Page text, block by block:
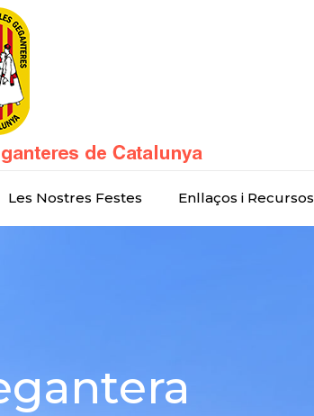
Les Nostres Festes Enllaços i Recursos